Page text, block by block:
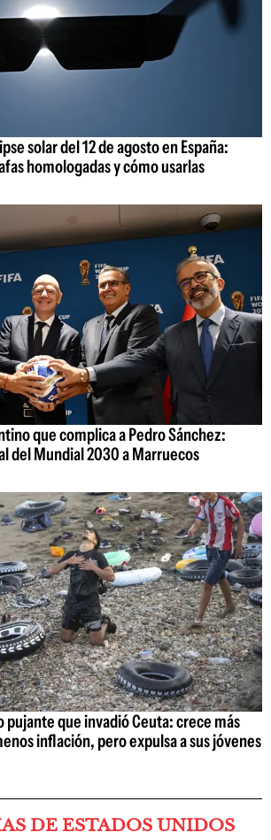
solar del 12 de agosto en España:
homologadas y cómo usarlas
que complica a Pedro Sánchez:
del Mundial 2030 a Marruecos
pujante que invadió Ceuta: crece más
inflación, pero expulsa a sus jóvenes
DE ESTADOS UNIDOS